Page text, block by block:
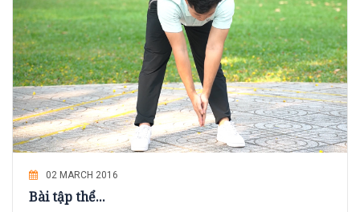
02 MARCH 2016
Bài tập thể...